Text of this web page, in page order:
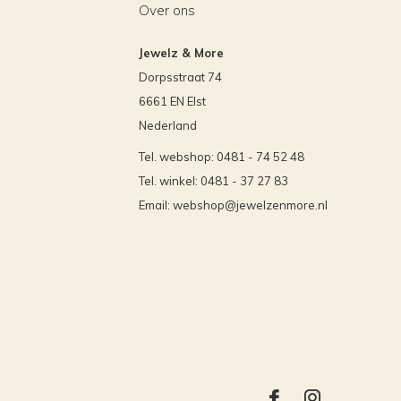
Over ons
Jewelz & More
Dorpsstraat 74
6661 EN Elst
Nederland
Tel. webshop: 0481 - 74 52 48
Tel. winkel: 0481 - 37 27 83
Email: webshop@jewelzenmore.nl